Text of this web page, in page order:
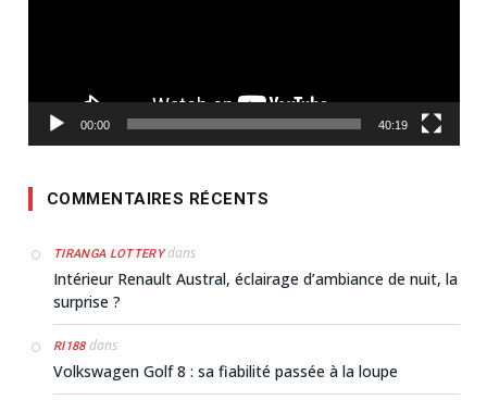
00:00 40:19
COMMENTAIRES RÉCENTS
TIRANGA LOTTERYdans
Intérieur Renault Austral, éclairage d’ambiance de nuit, la
surprise ?
RI188dans
Volkswagen Golf 8 : sa fiabilité passée à la loupe